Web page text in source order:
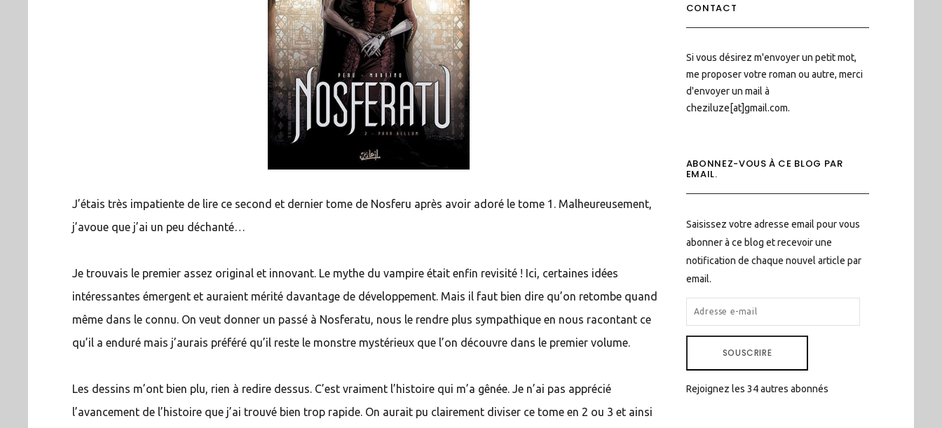
J’étais très impatiente de lire ce second et dernier tome de Nosferu après avoir adoré le tome 1. Malheureusement,
j’avoue que j’ai un peu déchanté…
Je trouvais le premier assez original et innovant. Le mythe du vampire était enfin revisité ! Ici, certaines idées
intéressantes émergent et auraient mérité davantage de développement. Mais il faut bien dire qu’on retombe quand
même dans le connu. On veut donner un passé à Nosferatu, nous le rendre plus sympathique en nous racontant ce
qu’il a enduré mais j’aurais préféré qu’il reste le monstre mystérieux que l’on découvre dans le premier volume.
Les dessins m’ont bien plu, rien à redire dessus. C’est vraiment l’histoire qui m’a gênée. Je n’ai pas apprécié
l’avancement de l’histoire que j’ai trouvé bien trop rapide. On aurait pu clairement diviser ce tome en 2 ou 3 et ainsi
CONTACT
Si vous désirez m'envoyer un petit mot,
me proposer votre roman ou autre, merci
d'envoyer un mail à
cheziluze[at]gmail.com.
ABONNEZ-VOUS À CE BLOG PAR
EMAIL.
Saisissez votre adresse email pour vous
abonner à ce blog et recevoir une
notification de chaque nouvel article par
email.
ADRESSE
E-
SOUSCRIRE
Rejoignez les 34 autres abonnés